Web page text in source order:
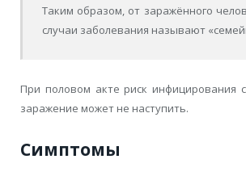
Таким образом, от заражённого
случаи заболевания называют
При половом акте риск инфицирования
заражение может не наступить.
Симптомы